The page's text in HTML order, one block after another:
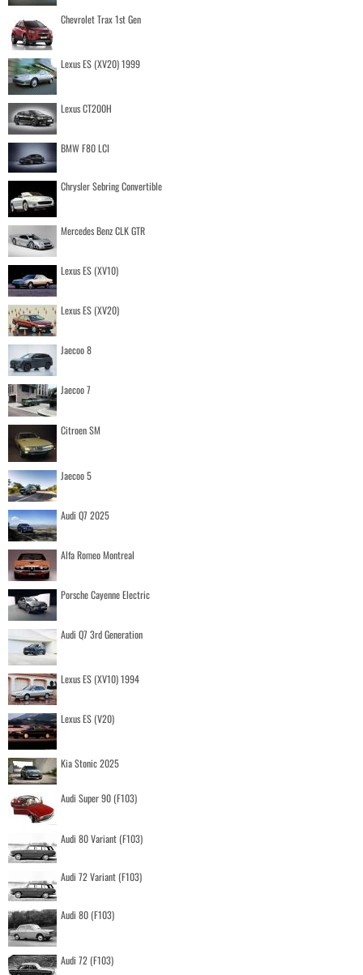
Chevrolet Trax 1st Gen
Lexus ES (XV20) 1999
Lexus CT200H
BMW F80 LCI
Chrysler Sebring Convertible
Mercedes Benz CLK GTR
Lexus ES (XV10)
Lexus ES (XV20)
Jaecoo 8
Jaecoo 7
Citroen SM
Jaecoo 5
Audi Q7 2025
Alfa Romeo Montreal
Porsche Cayenne Electric
Audi Q7 3rd Generation
Lexus ES (XV10) 1994
Lexus ES (V20)
Kia Stonic 2025
Audi Super 90 (F103)
Audi 80 Variant (F103)
Audi 72 Variant (F103)
Audi 80 (F103)
Audi 72 (F103)